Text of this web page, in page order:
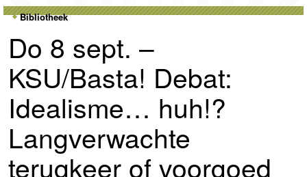
to
primary
content
to
secondary
content
Bibliotheek
Do 8 sept. –
KSU/Basta! Debat:
Idealisme… huh!?
Langverwachte
terugkeer of voorgoed